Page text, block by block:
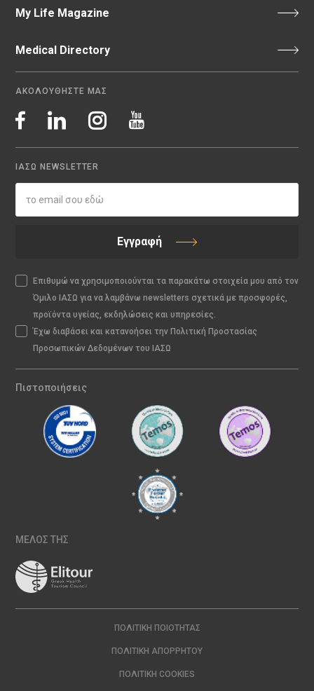
My Life Magazine
Medical Directory
ΑΚΟΛΟΥΘΗΣΤΕ ΜΑΣ
ΙΑΣΩ NEWSLETTER
Εγγραφή
Επιθυμώ να χρησιμοποιούνται τα παρακάτω στοιχεία μου από τον
Όμιλο ΙΑΣΩ για να λαμβάνω newsletters σχετικά με προσφορές,
προϊόντα υγείας, εκδηλώσεις και υπηρεσίες.
Έχω διαβάσει και κατανοήσει την Πολιτική Προστασίας
Προσωπικών Δεδομένων του ΙΑΣΩ
Πιστοποιήσεις
ΜΕΛΟΣ ΤΗΣ
ΠΟΛΙΤΙΚΉ ΠΟΙΌΤΗΤΑΣ
ΠΟΛΙΤΙΚΉ ΑΠΟΡΡΉΤΟΥ
ΠΟΛΙΤΙΚΉ COOKIES